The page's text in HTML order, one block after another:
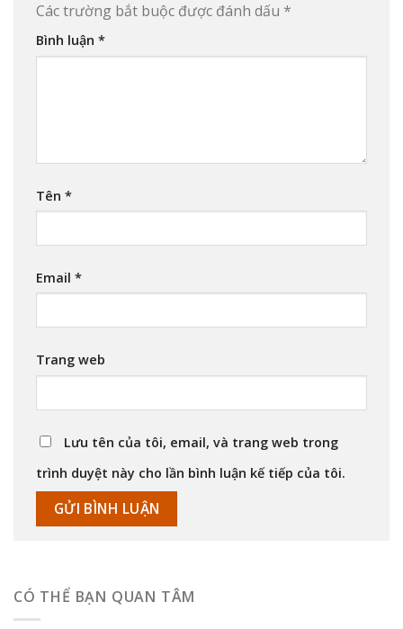
Các trường bắt buộc được đánh dấu *
Bình luận *
Tên *
Email *
Trang web
Lưu tên của tôi, email, và trang web trong
trình duyệt này cho lần bình luận kế tiếp của tôi.
CÓ THỂ BẠN QUAN TÂM